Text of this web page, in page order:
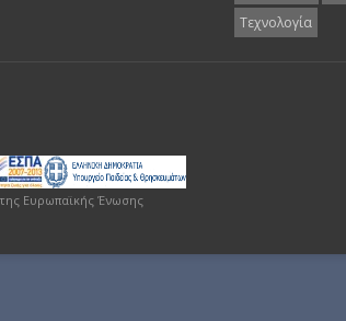
Τεχνολογία
Ευρωπαϊκής Ένωσης